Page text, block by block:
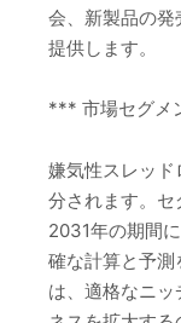
会、新製品の
提供します。
*** 市場セグメ
嫌気性スレッ
分されます。
2031年の期間
確な計算と予
は、適格なニ